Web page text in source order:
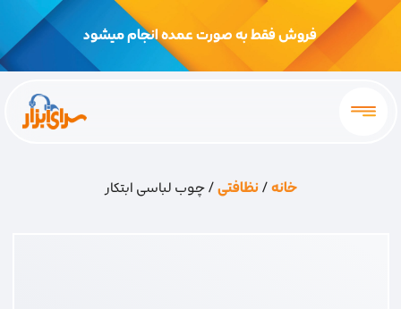
فروش فقط به صورت عمده انجام میشود
خانه/نظافتی/ چوب لباسی ابتکار